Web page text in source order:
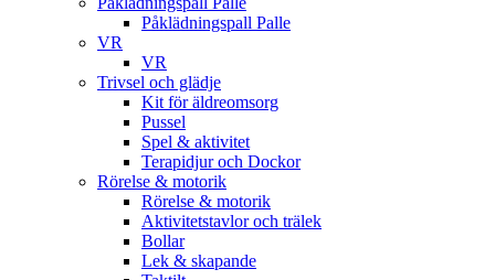
Påklädningspall Palle
VR
VR
Trivsel och glädje
Kit för äldreomsorg
Pussel
Spel & aktivitet
Terapidjur och Dockor
Rörelse & motorik
Rörelse & motorik
Aktivitetstavlor och trälek
Bollar
Lek & skapande